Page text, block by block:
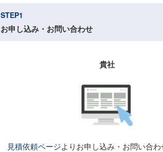
STEP1
お申し込み・お問い合わせ
貴社
見積依頼ページよりお申し込み・お問い合わ